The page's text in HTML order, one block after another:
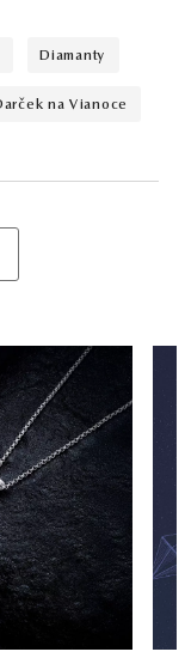
diamanty
darček na Vianoce